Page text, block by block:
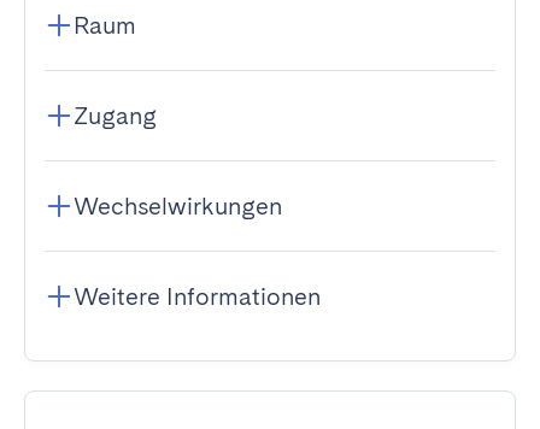
Raum
Zugang
Wechselwirkungen
Weitere Informationen